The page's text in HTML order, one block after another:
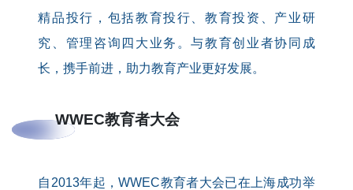
精品投行，包括教育投行、教育投资、产业研
究、管理咨询四大业务。与教育创业者协同成
长，携手前进，助力教育产业更好发展。
WWEC教育者大会
自2013年起，WWEC教育者大会已在上海成功举